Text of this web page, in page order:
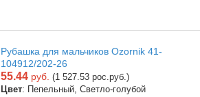
Рубашка для мальчиков Ozornik 41-
104912/202-26
55.44 руб. (1 527.53 рос.руб.)
Цвет: Пепельный, Светло-голубой